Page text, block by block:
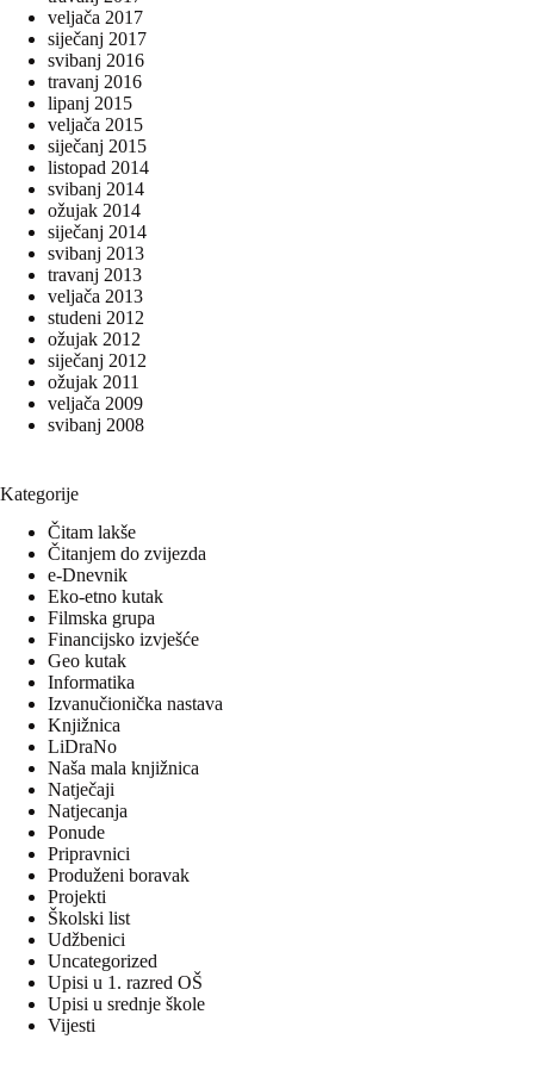
veljača 2017
siječanj 2017
svibanj 2016
travanj 2016
lipanj 2015
veljača 2015
siječanj 2015
listopad 2014
svibanj 2014
ožujak 2014
siječanj 2014
svibanj 2013
travanj 2013
veljača 2013
studeni 2012
ožujak 2012
siječanj 2012
ožujak 2011
veljača 2009
svibanj 2008
Kategorije
Čitam lakše
Čitanjem do zvijezda
e-Dnevnik
Eko-etno kutak
Filmska grupa
Financijsko izvješće
Geo kutak
Informatika
Izvanučionička nastava
Knjižnica
LiDraNo
Naša mala knjižnica
Natječaji
Natjecanja
Ponude
Pripravnici
Produženi boravak
Projekti
Školski list
Udžbenici
Uncategorized
Upisi u 1. razred OŠ
Upisi u srednje škole
Vijesti